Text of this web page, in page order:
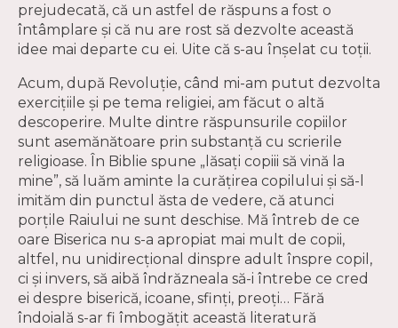
prejudecată, că un astfel de răspuns a fost o
întâmplare şi că nu are rost să dezvolte această
idee mai departe cu ei. Uite că s-au înşelat cu toţii.
Acum, după Revoluţie, când mi-am putut dezvolta
exerciţiile şi pe tema religiei, am făcut o altă
descoperire. Multe dintre răspunsurile copiilor
sunt asemănătoare prin substanţă cu scrierile
religioase. În Biblie spune „lăsaţi copiii să vină la
mine”, să luăm aminte la curăţirea copilului şi să-l
imităm din punctul ăsta de vedere, că atunci
porţile Raiului ne sunt deschise. Mă întreb de ce
oare Biserica nu s-a apropiat mai mult de copii,
altfel, nu unidirecţional dinspre adult înspre copil,
ci şi invers, să aibă îndrăzneala să-i întrebe ce cred
ei despre biserică, icoane, sfinţi, preoţi… Fără
îndoială s-ar fi îmbogăţit această literatură